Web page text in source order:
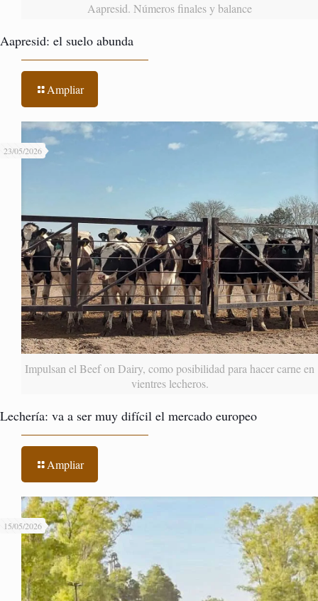
Aapresid. Números finales y balance
Aapresid: el suelo abunda
Ampliar
Impulsan el Beef on Dairy, como posibilidad para hacer carne en
vientres lecheros.
23/05/2026
Lechería: va a ser muy difícil el mercado europeo
Ampliar
15/05/2026